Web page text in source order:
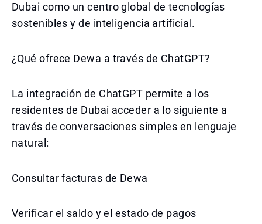
Dubai como un centro global de tecnologías
sostenibles y de inteligencia artificial.
¿Qué ofrece Dewa a través de ChatGPT?
La integración de ChatGPT permite a los
residentes de Dubai acceder a lo siguiente a
través de conversaciones simples en lenguaje
natural:
Consultar facturas de Dewa
Verificar el saldo y el estado de pagos